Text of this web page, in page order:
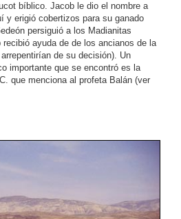
bíblico. Jacob le dio el nombre a
y erigió cobertizos para su ganado
persiguió a los Madianitas
ayuda de de los ancianos de la
de su decisión). Un
importante que se encontró es la
que menciona al profeta Balán (ver